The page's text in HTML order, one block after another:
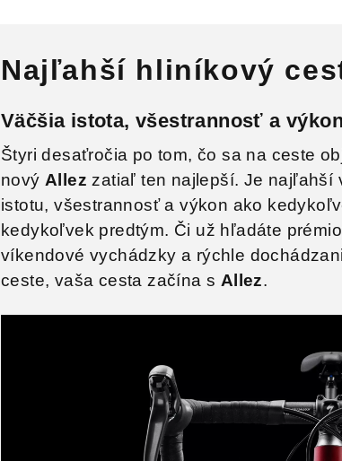
Najľahší hliníkový
Väčšia istota, všestrannosť a
Štyri desaťročia po tom, čo sa na ceste
nový Allez zatiaľ ten najlepší. Je najľahší
istotu, všestrannosť a výkon ako
kedykoľvek predtým. Či už hľadáte
víkendové vychádzky a rýchle
ceste, vaša cesta začína s Allez.